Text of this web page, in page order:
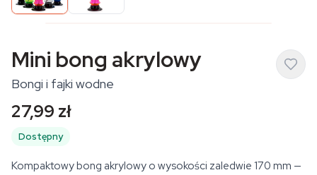
Mini bong akrylowy
Bongi i fajki wodne
27,99 zł
Dostępny
Kompaktowy bong akrylowy o wysokości zaledwie 170 mm —